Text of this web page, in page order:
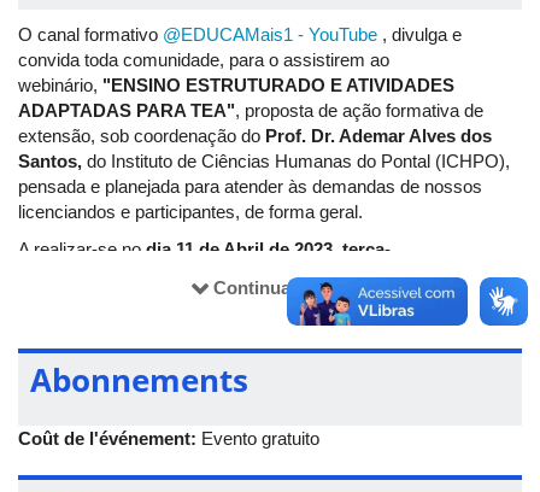
O canal formativo @EDUCAMais1 - YouTube , divulga e
convida toda comunidade, para o assistirem ao
webinário, "ENSINO ESTRUTURADO E ATIVIDADES
ADAPTADAS PARA TEA", proposta de ação formativa de
extensão, sob coordenação do Prof. Dr. Ademar Alves dos
Santos, do Instituto de Ciências Humanas do Pontal (ICHPO),
pensada e planejada para atender às demandas de nossos
licenciandos e participantes, de forma geral.
A realizar-se no dia 11 de Abril de 2023, terça-
com acesso a partir desse link:
PEDAGÓGICAS
O evento tem como objetivo apresentar as bases
condição de autistas e, de forma mais interativa, conhecer
matemática.
Continuar lendo
Abonnements
Coût de l'événement: Evento gratuito